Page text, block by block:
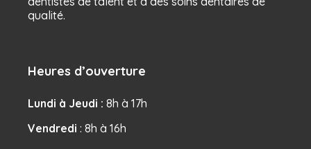
qualité.
Heures d’ouverture
Lundi à Jeudi : 8h à 17h
Vendredi : 8h à 16h